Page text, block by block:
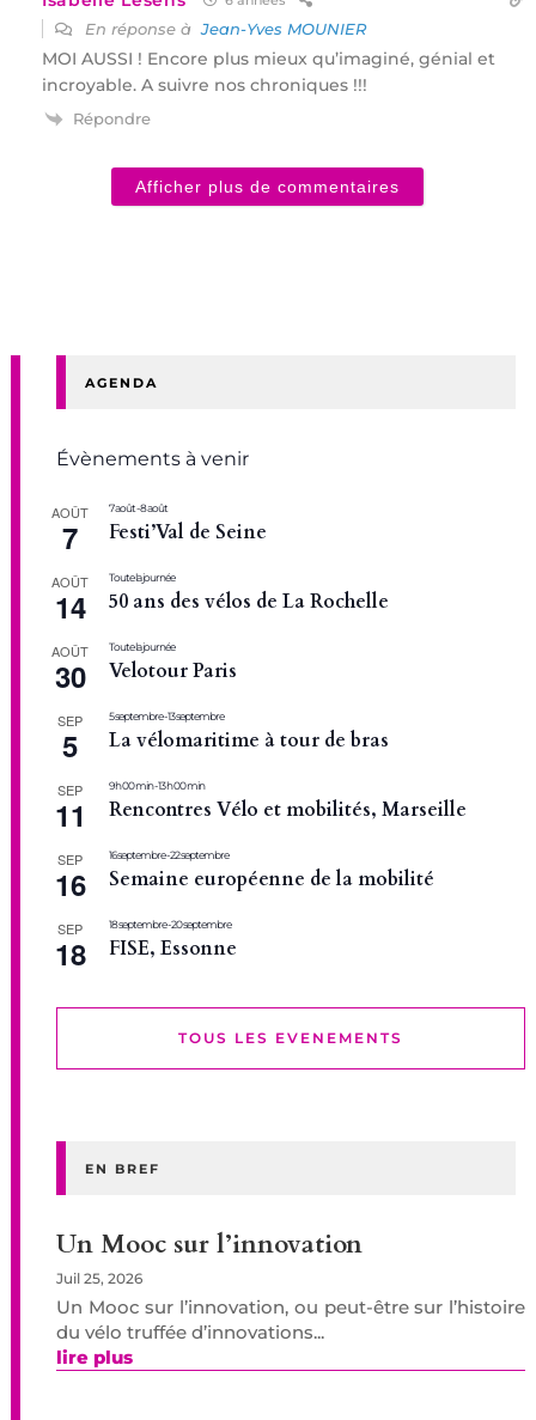
En réponse àJean-Yves MOUNIER
MOI AUSSI ! Encore plus mieux qu’imaginé, génial et
incroyable. A suivre nos chroniques !!!
Répondre
Afficher plus de commentaires
AGENDA
Évènements à venir
AOÛT
7
7 août-8 août
Festi’Val de Seine
AOÛT
14
Toute la journée
50 ans des vélos de La Rochelle
AOÛT
30
Toute la journée
Velotour Paris
SEP
5
5 septembre-13 septembre
La vélomaritime à tour de bras
SEP
11
9 h 00 min-13 h 00 min
Rencontres Vélo et mobilités, Marseille
SEP
16
16 septembre-22 septembre
Semaine européenne de la mobilité
SEP
18
18 septembre-20 septembre
FISE, Essonne
TOUS LES EVENEMENTS
EN BREF
Un Mooc sur l’innovation
Juil 25, 2026
Un Mooc sur l’innovation, ou peut-être sur l’histoire
du vélo truffée d’innovations...
lire plus